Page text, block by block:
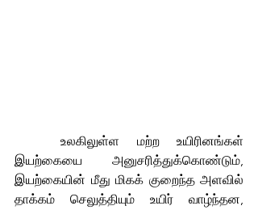
	உலகிலுள்ள மற்ற உயிரினங்கள்
இயற்கையை அனுசரித்துக்கொண்டும்,
இயற்கையின் மீது மிகக் குறைந்த அளவில்
தாக்கம் செலுத்தியும் உயிர் வாழ்ந்தன,